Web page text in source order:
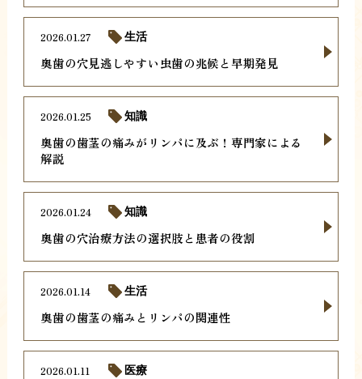
奥歯の穴見逃しやすい虫歯の兆候と早期発見
2026.01.27 生活
奥歯の歯茎の痛みがリンパに及ぶ！専門家による
解説
2026.01.25 知識
奥歯の穴治療方法の選択肢と患者の役割
2026.01.24 知識
奥歯の歯茎の痛みとリンパの関連性
2026.01.14 生活
2026.01.11 医療